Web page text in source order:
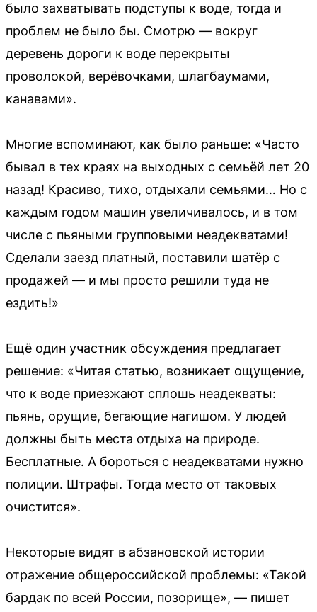
было захватывать подступы к воде, тогда и
проблем не было бы. Смотрю — вокруг
деревень дороги к воде перекрыты
проволокой, верёвочками, шлагбаумами,
канавами».
Многие вспоминают, как было раньше: «Часто
бывал в тех краях на выходных с семьёй лет 20
назад! Красиво, тихо, отдыхали семьями… Но с
каждым годом машин увеличивалось, и в том
числе с пьяными групповыми неадекватами!
Сделали заезд платный, поставили шатёр с
продажей — и мы просто решили туда не
ездить!»
Ещё один участник обсуждения предлагает
решение: «Читая статью, возникает ощущение,
что к воде приезжают сплошь неадекваты:
пьянь, орущие, бегающие нагишом. У людей
должны быть места отдыха на природе.
Бесплатные. А бороться с неадекватами нужно
полиции. Штрафы. Тогда место от таковых
очистится».
Некоторые видят в абзановской истории
отражение общероссийской проблемы: «Такой
бардак по всей России, позорище», — пишет